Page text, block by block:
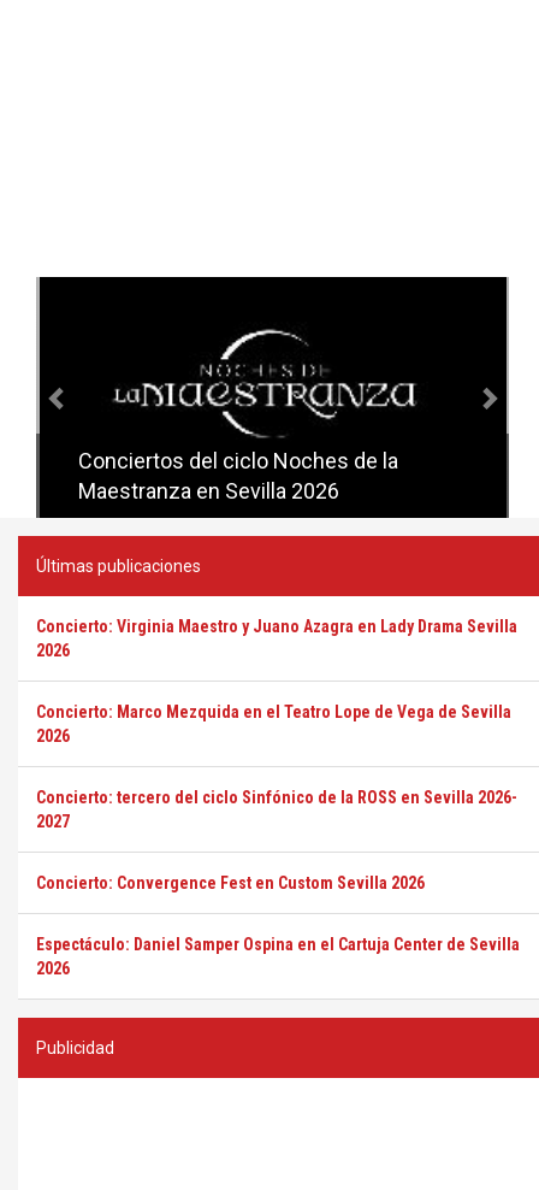
Conciertos del ciclo Noches de la
Maestranza en Sevilla 2026
Conciertos del ciclo Candlelight en
Sevilla
Últimas publicaciones
Concierto: Virginia Maestro y Juano Azagra en Lady Drama Sevilla
2026
Concierto: Marco Mezquida en el Teatro Lope de Vega de Sevilla
2026
Concierto: tercero del ciclo Sinfónico de la ROSS en Sevilla 2026-
2027
Concierto: Convergence Fest en Custom Sevilla 2026
Espectáculo: Daniel Samper Ospina en el Cartuja Center de Sevilla
2026
Publicidad